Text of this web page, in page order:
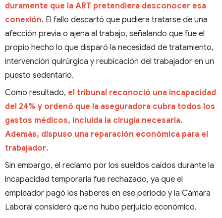
duramente que la ART pretendiera desconocer esa
conexión. El fallo descartó que pudiera tratarse de una
afección previa o ajena al trabajo, señalando que fue el
propio hecho lo que disparó la necesidad de tratamiento,
intervención quirúrgica y reubicación del trabajador en un
puesto sedentario.
Como resultado, el tribunal reconoció una incapacidad
del 24% y ordenó que la aseguradora cubra todos los
gastos médicos, incluida la cirugía necesaria.
Además, dispuso una reparación económica para el
trabajador.
Sin embargo, el reclamo por los sueldos caídos durante la
incapacidad temporaria fue rechazado, ya que el
empleador pagó los haberes en ese período y la Cámara
Laboral consideró que no hubo perjuicio económico.